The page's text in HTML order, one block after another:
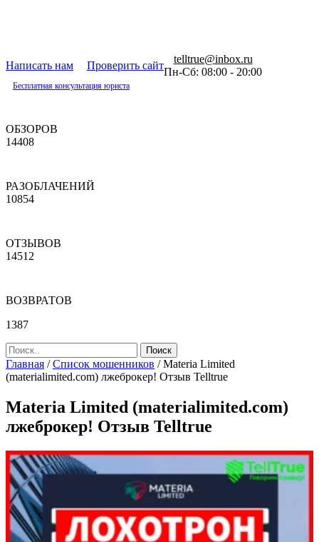
Написать нам Проверить сайт
telltrue@inbox.ru
Пн-Сб: 08:00 - 20:00
Бесплатная консультация юриста
ОБЗОРОВ
14408
РАЗОБЛАЧЕНИЙ
10854
ОТЗЫВОВ
14512
ВОЗВРАТОВ
1387
Главная /Список мошенников /Materia Limited
(materialimited.com) лжеброкер! Отзыв Telltrue
Materia Limited (materialimited.com)
лжеброкер! Отзыв Telltrue